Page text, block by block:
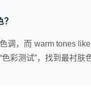
调，而 warm tones
彩测试”，找到最衬肤